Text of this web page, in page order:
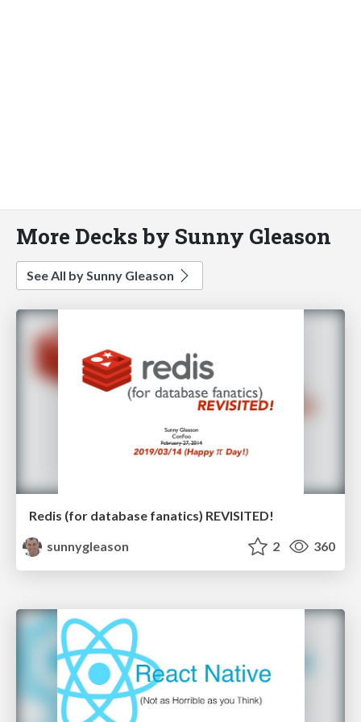
More Decks by Sunny Gleason
See All by Sunny Gleason
Redis (for database fanatics) REVISITED!
sunnygleason
2 360